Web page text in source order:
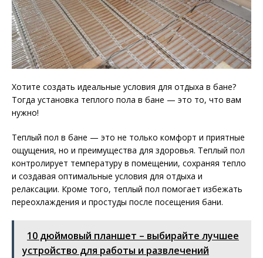
Хотите создать идеальные условия для отдыха в бане?
Тогда установка теплого пола в бане — это то, что вам
нужно!
Теплый пол в бане — это не только комфорт и приятные
ощущения, но и преимущества для здоровья. Теплый пол
контролирует температуру в помещении, сохраняя тепло
и создавая оптимальные условия для отдыха и
релаксации. Кроме того, теплый пол помогает избежать
переохлаждения и простуды после посещения бани.
10 дюймовый планшет – выбирайте лучшее
устройство для работы и развлечений